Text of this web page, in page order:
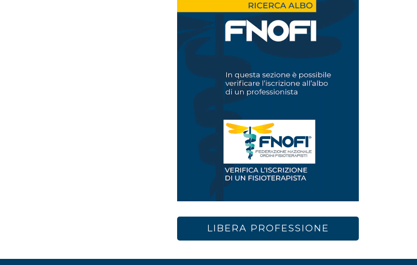
LIBERA PROFESSIONE